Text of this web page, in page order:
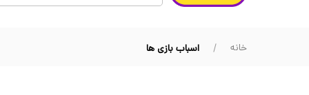
خانه اسباب بازی ها